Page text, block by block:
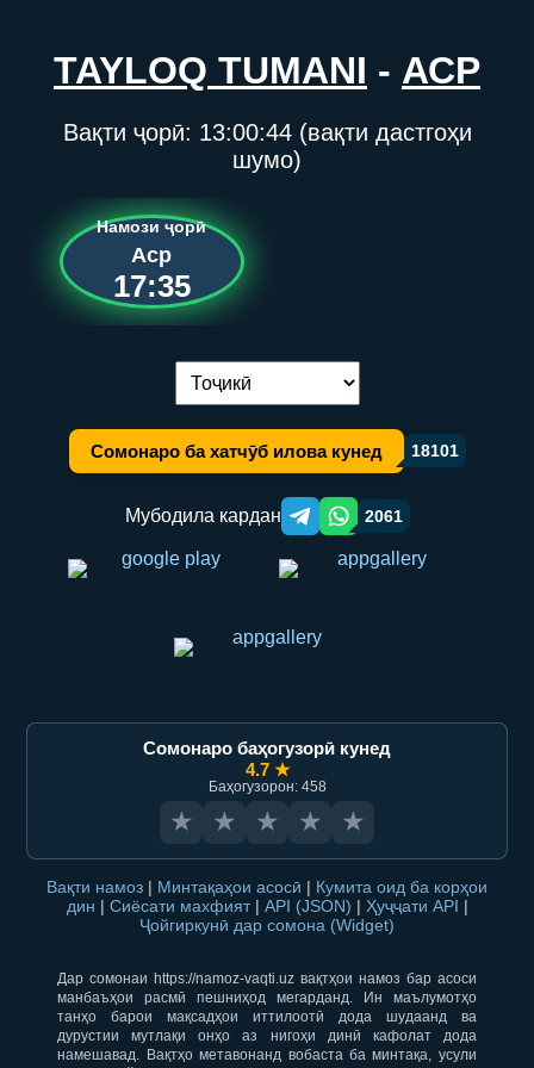
TAYLOQ TUMANI - АСР
Вақти ҷорӣ: 13:00:44(вақти дастгоҳи
шумо)
Намози ҷорӣ
Аср
17:35
Иваз кардани забон:
Сомонаро ба хатчӯб илова кунед 18101
Мубодила кардан Telegram orqali ulashish
WhatsApp orqali ulashish
2061
Сомонаро баҳогузорӣ кунед
4.7 ★
Баҳогузорон: 458
★ ★ ★ ★ ★
Вақти намоз | Минтақаҳои асосӣ | Кумита оид ба корҳои
дин | Сиёсати махфият | API (JSON) | Ҳуҷҷати API |
Ҷойгиркунӣ дар сомона (Widget)
Дар сомонаи https://namoz-vaqti.uz вақтҳои намоз бар асоси
манбаъҳои расмӣ пешниҳод мегарданд. Ин маълумотҳо
танҳо барои мақсадҳои иттилоотӣ дода шудаанд ва
дурустии мутлақи онҳо аз нигоҳи динӣ кафолат дода
намешавад. Вақтҳо метавонанд вобаста ба минтақа, усули